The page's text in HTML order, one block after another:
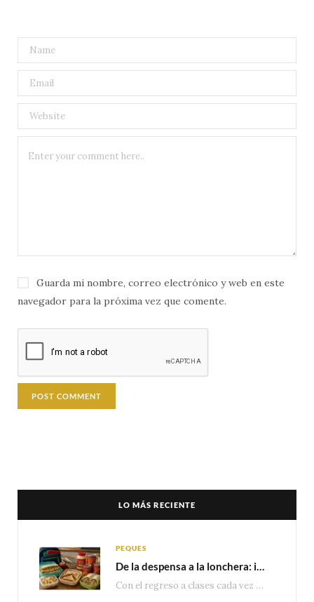
Guarda mi nombre, correo electrónico y web en este
navegador para la próxima vez que comente.
LO MÁS RECIENTE
PEQUES
De la despensa a la lonchera: ideas rápidas para el regreso a clases
Con el regreso a clases cada vez más cerca, las familias comienzan a reorganizar horarios,…